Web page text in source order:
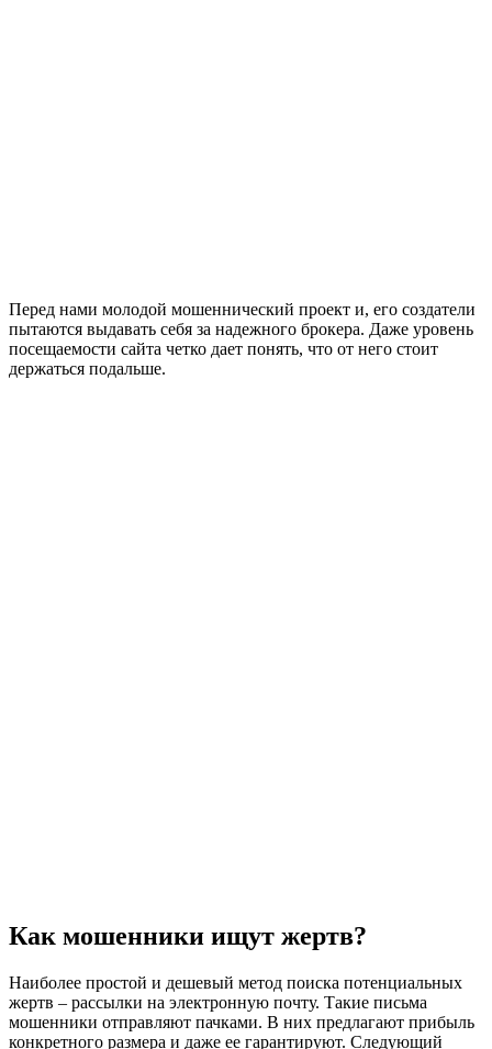
Перед нами молодой мошеннический проект и, его создатели
пытаются выдавать себя за надежного брокера. Даже уровень
посещаемости сайта четко дает понять, что от него стоит
держаться подальше.
Как мошенники ищут жертв?
Наиболее простой и дешевый метод поиска потенциальных
жертв – рассылки на электронную почту. Такие письма
мошенники отправляют пачками. В них предлагают прибыль
конкретного размера и даже ее гарантируют. Следующий